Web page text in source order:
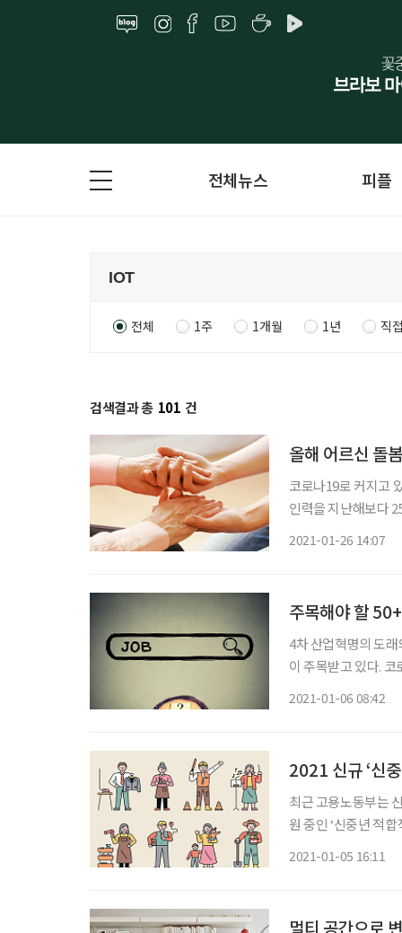
전체뉴스 피플
전체 1주 1개월 1년 직
검색결과 총 101 건
올해 어르신 돌
코로나19로 커지고
인력을 지난해보다
2021-01-26 14:07
주목해야 할
4차 산업혁명의 도
이 주목받고 있다. 코
2021-01-06 08:42
2021 신규 ‘신
최근 고용노동부는
원 중인 ‘신중년 적
2021-01-05 16:11
멀티 공간으로